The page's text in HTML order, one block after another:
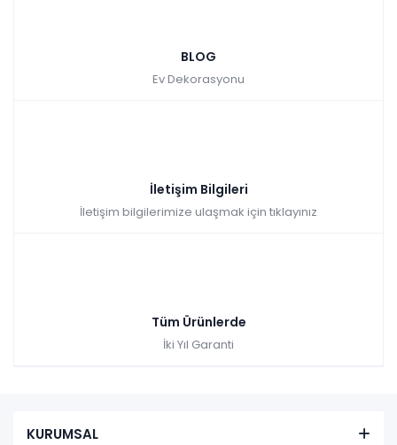
BLOG
Ev Dekorasyonu
İletişim Bilgileri
İletişim bilgilerimize ulaşmak için tıklayınız
Tüm Ürünlerde
İki Yıl Garanti
KURUMSAL